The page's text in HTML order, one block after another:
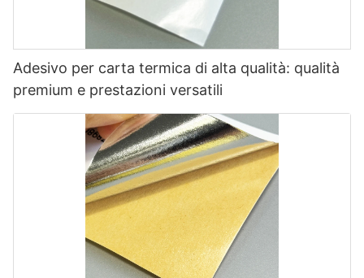
Adesivo per carta termica di alta qualità: qualità
premium e prestazioni versatili